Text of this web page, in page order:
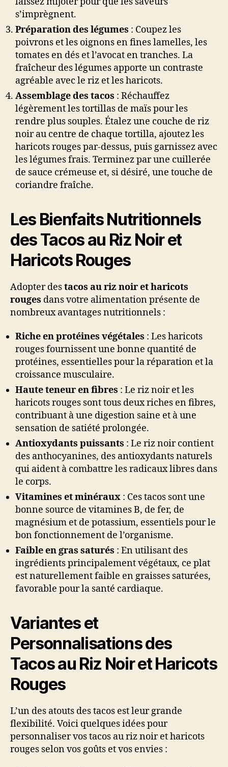
s’imprègnent.
Préparation des légumes : Coupez les
poivrons et les oignons en fines lamelles, les
tomates en dés et l’avocat en tranches. La
fraîcheur des légumes apporte un contraste
agréable avec le riz et les haricots.
Assemblage des tacos : Réchauffez
légèrement les tortillas de maïs pour les
rendre plus souples. Étalez une couche de riz
noir au centre de chaque tortilla, ajoutez les
haricots rouges par-dessus, puis garnissez avec
les légumes frais. Terminez par une cuillerée
de sauce crémeuse et, si désiré, une touche de
coriandre fraîche.
Les Bienfaits Nutritionnels
des Tacos au Riz Noir et
Haricots Rouges
Adopter destacos au riz noir et haricots
rouges dans votre alimentation présente de
nombreux avantages nutritionnels :
Riche en protéines végétales : Les haricots
rouges fournissent une bonne quantité de
protéines, essentielles pour la réparation et la
croissance musculaire.
Haute teneur en fibres : Le riz noir et les
haricots rouges sont tous deux riches en fibres,
contribuant à une digestion saine et à une
sensation de satiété prolongée.
Antioxydants puissants : Le riz noir contient
des anthocyanines, des antioxydants naturels
qui aident à combattre les radicaux libres dans
le corps.
Vitamines et minéraux : Ces tacos sont une
bonne source de vitamines B, de fer, de
magnésium et de potassium, essentiels pour le
bon fonctionnement de l’organisme.
Faible en gras saturés : En utilisant des
ingrédients principalement végétaux, ce plat
est naturellement faible en graisses saturées,
favorable pour la santé cardiaque.
Variantes et
Personnalisations des
Tacos au Riz Noir et Haricots
Rouges
L’un des atouts des tacos est leur grande
flexibilité. Voici quelques idées pour
personnaliser vos tacos au riz noir et haricots
rouges selon vos goûts et vos envies :